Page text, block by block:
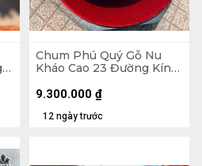
Chum Phú Quý Gỗ Nu
Kháo Cao 23 Đường Kính
12 ngày trước
9.300.000 ₫